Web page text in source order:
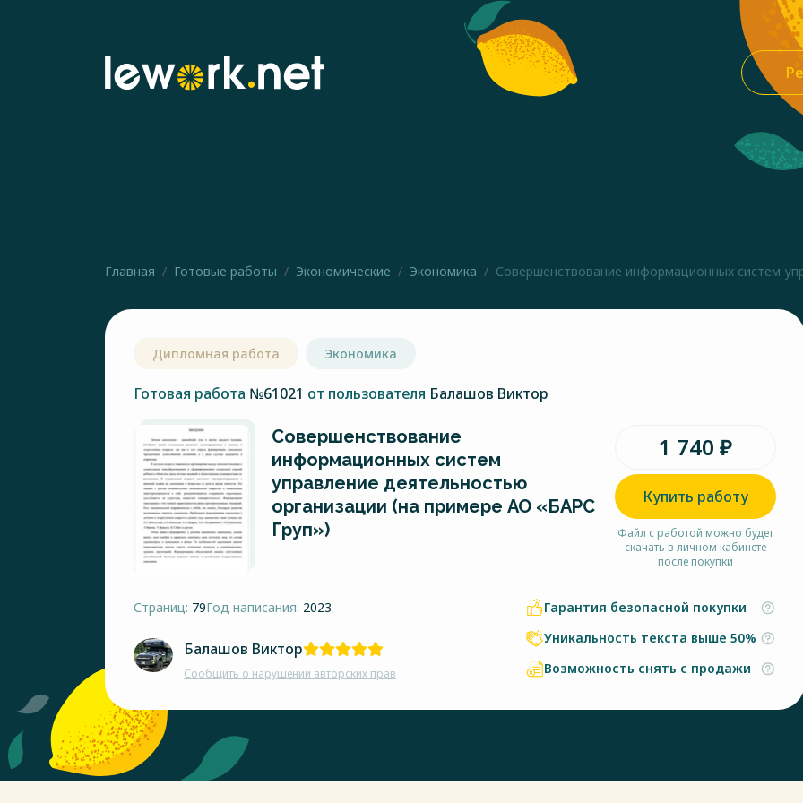
Главная Готовые работы Экономические Экономика Совершенствование информационных систем
Дипломная работа Экономика
Готовая работа №61021 от пользователя Балашов Виктор
Совершенствование
информационных систем
управление деятельностью
организации (на примере АО «БАРС
Груп»)
1 740 ₽
Купить работу
Файл с работой можно будет
скачать в личном кабинете
после покупки
Страниц: 79Год написания: 2023
Балашов Виктор
Сообщить о нарушении авторских прав
Гарантия безопасной покупки
Уникальность текста выше 50%
Возможность снять с продажи